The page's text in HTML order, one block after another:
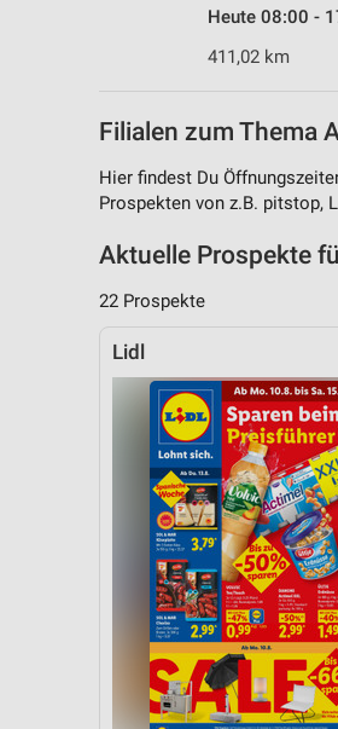
Heute 08:00 -
411,02 km
Filialen zum Thema
Hier findest Du
Prospekten von z.B. pitstop,
Aktuelle Prospekte
22 Prospekte
Lidl
Funktional
Werbung